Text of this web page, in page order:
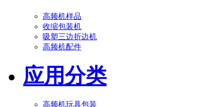
高频机样品
收缩包装机
吸塑三边折边机
高频机配件
应用分类
高频机玩具包装